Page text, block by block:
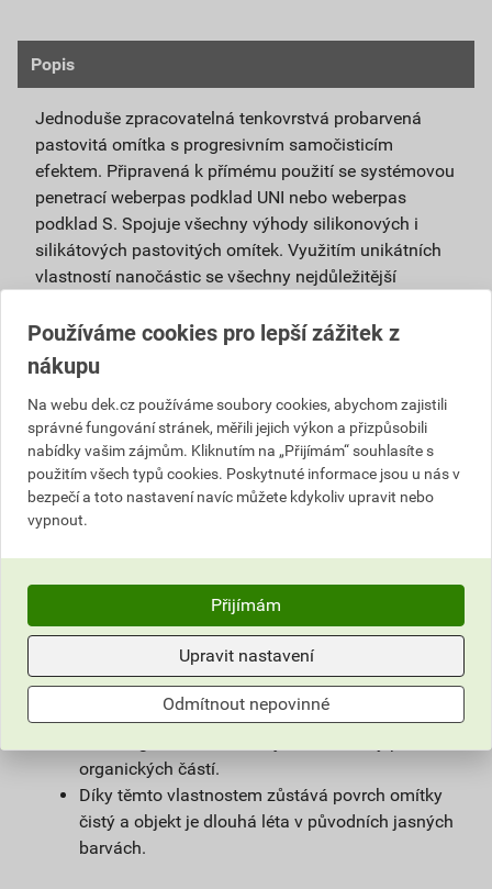
Popis
Jednoduše zpracovatelná tenkovrstvá probarvená
pastovitá omítka s progresivním samočisticím
efektem. Připravená k přímému použití se systémovou
penetrací weberpas podklad UNI nebo weberpas
podklad S. Spojuje všechny výhody silikonových i
silikátových pastovitých omítek. Využitím unikátních
vlastností nanočástic se všechny nejdůležitější
Je vhodná pro použití v exteriéru i interiéru a pro
povrchové úpravy sanačních omítek a systémů
na vlhké zdivo.
Použitím samočisticí omítky weberpas
extraClean se výrazně prodlužuje životnost
fasády a podstatně snižují náklady na její
údržbu.
Díky velmi malému podílu organických částic
obsažených v omítce, vzniká na povrchu omítky
vlivem proudění vzduchu jen nepatrný
elektrostatický náboj a prach z ovzduší na
povrchu omítky neulpívá.
Omítka je zároveň hydrofobní. Tím zůstává na
povrchu fasády minimum vody, která utváří
dobré živné podmínky pro mikroorganismy, růstu
organických částí.
Díky těmto vlastnostem zůstává povrch omítky
čistý a objekt je dlouhá léta v původních jasných
barvách.
Používáme cookies pro lepší zážitek z
nákupu
Na webu dek.cz používáme soubory cookies, abychom zajistili
správné fungování stránek, měřili jejich výkon a přizpůsobili
nabídky vašim zájmům. Kliknutím na „Přijímám“ souhlasíte s
použitím všech typů cookies. Poskytnuté informace jsou u nás v
bezpečí a toto nastavení navíc můžete kdykoliv upravit nebo
vypnout.
Přijímám
Upravit nastavení
Odmítnout nepovinné